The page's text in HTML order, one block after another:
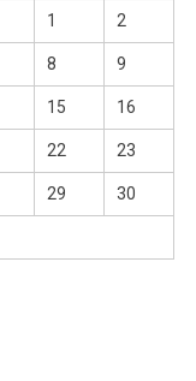
1 2
8 9
15 16
22 23
29 30